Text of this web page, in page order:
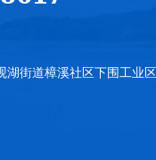
湖街道樟溪社区下围工业区